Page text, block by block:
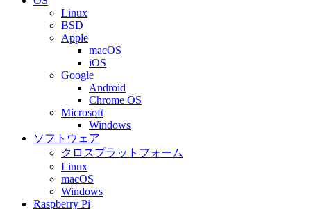
Linux
BSD
Apple
macOS
iOS
Google
Android
Chrome OS
Microsoft
Windows
ソフトウェア
クロスプラットフォーム
Linux
macOS
Windows
Raspberry Pi